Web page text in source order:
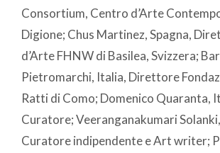
Consortium, Centro d’Arte
Digione; Chus Martinez, Spagna,
d’Arte FHNW di Basilea, Svizzera;
Pietromarchi, Italia, Direttore
Ratti di Como; Domenico Quaranta,
Curatore; Veeranganakumari
Curatore indipendente e Art writer;